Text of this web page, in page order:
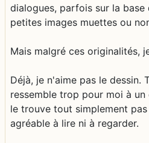
dialogues, parfois sur la base
petites images muettes ou
Mais malgré ces originalités,
Déjà, je n'aime pas le dessin.
ressemble trop pour moi à
le trouve tout simplement
agréable à lire ni à regarder.